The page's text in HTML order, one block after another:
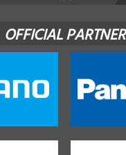
OFFICIAL PARTNER